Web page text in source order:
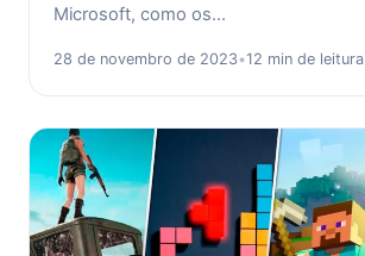
Microsoft, como os…
28 de novembro de 2023•12 min de leitura